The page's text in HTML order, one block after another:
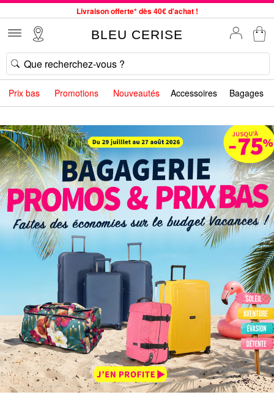
Livraison offerte* dès 40€ d'achat !
Commande avant 12h expédiée le jour même, du lundi au vendredi
33 magasins en France. Un à proximité de chez vous ?
Bon shopping chez BLEU CERISE !
Jusqu'à -75% sur le site du 29/07 au 27/08
Livraison offerte* dès 40€ d'achat !
BLEU CERISE
Prix bas Promotions Nouveautés Accessoires Bagages